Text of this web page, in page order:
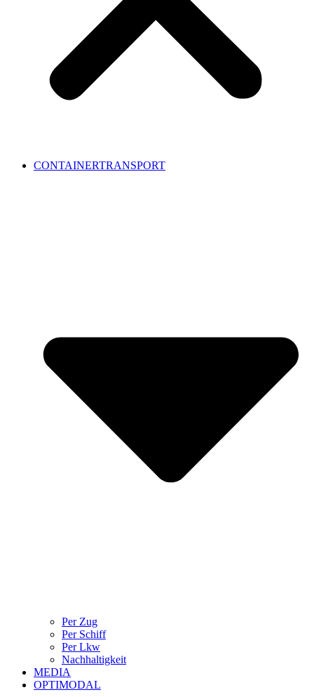
CONTAINERTRANSPORT
Per Zug
Per Schiff
Per Lkw
Nachhaltigkeit
MEDIA
OPTIMODAL